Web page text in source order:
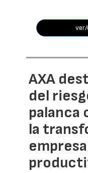
AXA
del
palanca
la